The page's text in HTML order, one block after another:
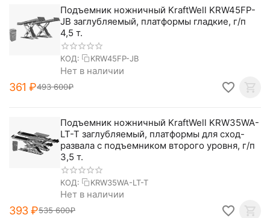
Подъемник ножничный KraftWell KRW45FP-
JB заглубляемый, платформы гладкие, г/п
4,5 т.
КОД: KRW45FP-JB
Нет в наличии
‍361‍ ₽493 600₽
Подъемник ножничный KraftWell KRW35WA-
LT-T заглубляемый, платформы для сход-
развала с подъемником второго уровня, г/п
3,5 т.
КОД: KRW35WA-LT-T
Нет в наличии
‍393‍₽535 600₽